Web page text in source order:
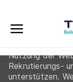
-
Sie sich damit
Partner
Nutzung der
Rekrutierungs-
unterstützen.